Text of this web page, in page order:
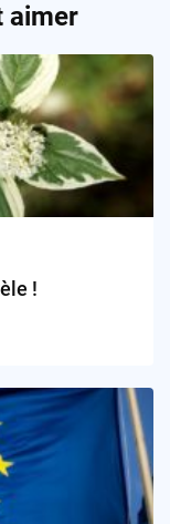
aimer
!